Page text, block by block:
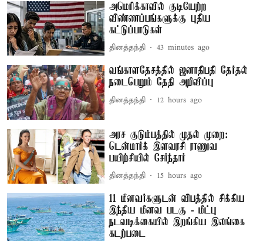
அமெரிக்காவில் குடியேற்ற
விண்ணப்பங்களுக்கு புதிய
கட்டுப்பாடுகள்
தினத்தந்தி 43 minutes ago
வங்காளதேசத்தில் ஜனாதிபதி தேர்தல்
நடைபெறும் தேதி அறிவிப்பு
தினத்தந்தி 12 hours ago
அரச குடும்பத்தில் முதல் முறை:
டென்மார்க் இளவரசி ராணுவ
பயிற்சியில் சேர்ந்தார்
தினத்தந்தி 15 hours ago
11 மீனவர்களுடன் விபத்தில் சிக்கிய
இந்திய மீனவ படகு - மீட்பு
நடவடிக்கையில் இறங்கிய இலங்கை
கடற்படை